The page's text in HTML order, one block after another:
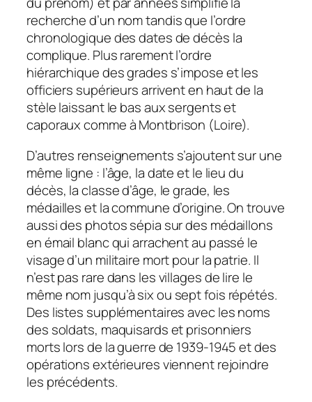
recherche d’un nom tandis que l’ordre
chronologique des dates de décès la
complique. Plus rarement l’ordre
hiérarchique des grades s’impose et les
officiers supérieurs arrivent en haut de la
stèle laissant le bas aux sergents et
caporaux comme à Montbrison (Loire).
D’autres renseignements s’ajoutent sur une
même ligne : l’âge, la date et le lieu du
décès, la classe d’âge, le grade, les
médailles et la commune d’origine. On trouve
aussi des photos sépia sur des médaillons
en émail blanc qui arrachent au passé le
visage d’un militaire mort pour la patrie. Il
n’est pas rare dans les villages de lire le
même nom jusqu’à six ou sept fois répétés.
Des listes supplémentaires avec les noms
des soldats, maquisards et prisonniers
morts lors de la guerre de 1939-1945 et des
opérations extérieures viennent rejoindre
les précédents.